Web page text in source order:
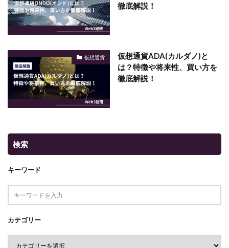
徹底解説！
仮想通貨
仮想通貨ADA(カルダノ)と
は？特徴や将来性、買い方を
徹底解説！
検索
キーワード
カテゴリー